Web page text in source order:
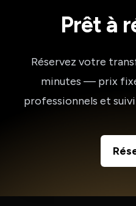
Prêt à
Réservez votre
minutes — prix
professionnels et